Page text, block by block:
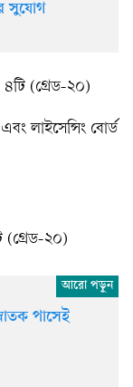
সুযোগ
(গ্রেড-২০)
লাইসেন্সিং বোর্ড
(গ্রেড-২০)
পাসেই